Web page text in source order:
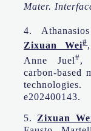
Mater.
4. Athanasios
Zixuan Wei#
Anne Juel#,
carbon-based
e202400143.
5. Zixuan